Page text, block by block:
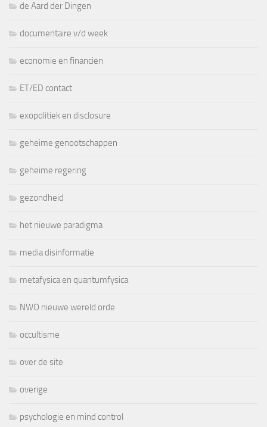
de Aard der Dingen
documentaire v/d week
economie en financiën
ET/ED contact
exopolitiek en disclosure
geheime genootschappen
geheime regering
gezondheid
het nieuwe paradigma
media disinformatie
metafysica en quantumfysica
NWO nieuwe wereld orde
occultisme
over de site
overige
psychologie en mind control